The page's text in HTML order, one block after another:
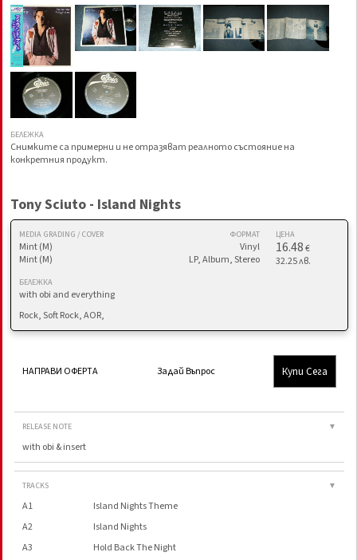
БЕЛЕЖКА
Снимките са примерни и не отразяват реалното състояние на
конкретния продукт.
Tony Sciuto - Island Nights
MEDIA GRADING / COVER
Mint (M)
Mint (M)
ФОРМАТ
Vinyl
LP, Album, Stereo
ЦЕНА
16.48€
32.25 лв.
БЕЛЕЖКА
with obi and everything
Rock, Soft Rock, AOR,
НАПРАВИ ОФЕРТА Задай Въпрос Купи Сега
RELEASE NOTE ▼
with obi & insert
TRACKS ▼
A1
Island Nights Theme
A2
Island Nights
A3
Hold Back The Night